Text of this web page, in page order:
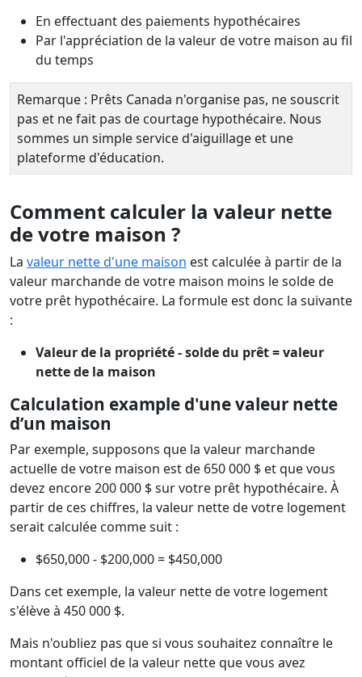
En effectuant des paiements hypothécaires
Par l'appréciation de la valeur de votre maison au fil
du temps
Remarque : Prêts Canada n'organise pas, ne souscrit
pas et ne fait pas de courtage hypothécaire. Nous
sommes un simple service d'aiguillage et une
plateforme d'éducation.
Comment calculer la valeur nette
de votre maison ?
La valeur nette d'une maison est calculée à partir de la
valeur marchande de votre maison moins le solde de
votre prêt hypothécaire. La formule est donc la suivante
:
Valeur de la propriété - solde du prêt = valeur
nette de la maison
Calculation example d'une valeur nette
d’un maison
Par exemple, supposons que la valeur marchande
actuelle de votre maison est de 650 000 $ et que vous
devez encore 200 000 $ sur votre prêt hypothécaire. À
partir de ces chiffres, la valeur nette de votre logement
serait calculée comme suit :
$650,000 - $200,000 = $450,000
Dans cet exemple, la valeur nette de votre logement
s'élève à 450 000 $.
Mais n'oubliez pas que si vous souhaitez connaître le
montant officiel de la valeur nette que vous avez